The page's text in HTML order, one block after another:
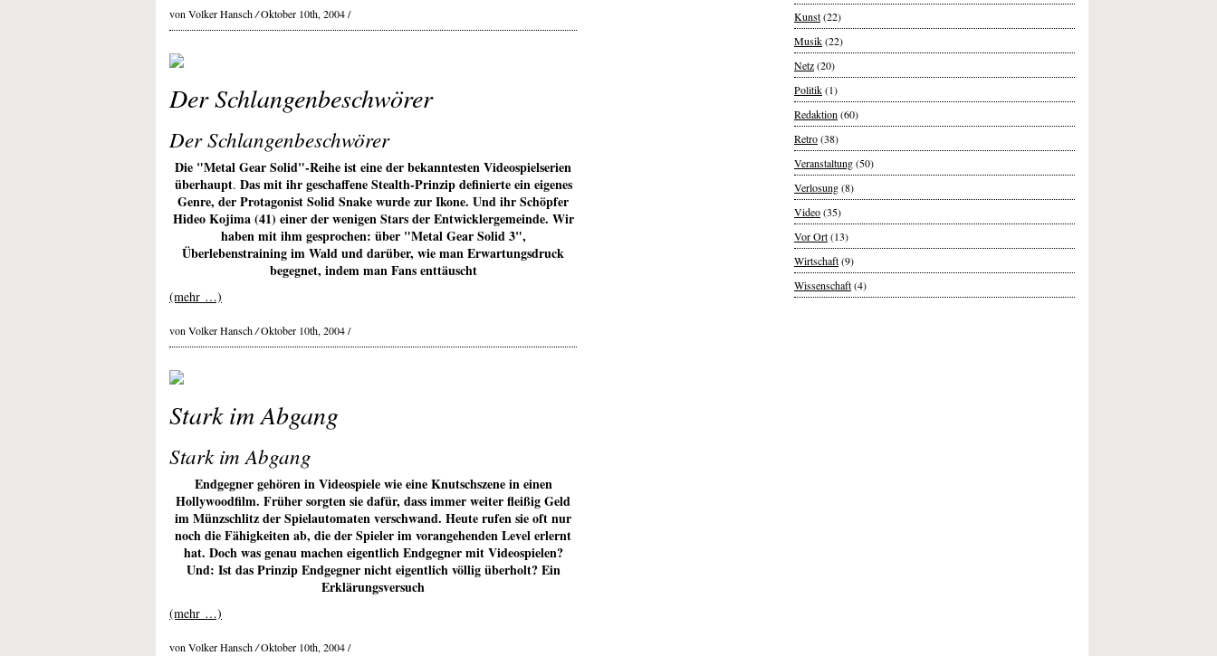
Kunst(22)
Musik(22)
Netz(20)
Politik(1)
Redaktion (60)
Retro(38)
Veranstaltung(50)
Verlosung(8)
Video(35)
Vor Ort(13)
Wirtschaft(9)
Wissenschaft(4)
von Volker Hansch/Oktober 10th, 2004 /
Der Schlangenbeschwörer
Der Schlangenbeschwörer
Die "Metal Gear Solid"-Reihe ist eine der bekanntesten Videospielserien
überhaupt. Das mit ihr geschaffene Stealth-Prinzip definierte ein eigenes
Genre, der Protagonist Solid Snake wurde zur Ikone. Und ihr Schöpfer
Hideo Kojima (41) einer der wenigen Stars der Entwicklergemeinde. Wir
haben mit ihm gesprochen: über "Metal Gear Solid 3",
Überlebenstraining im Wald und darüber, wie man Erwartungsdruck
begegnet, indem man Fans enttäuscht
(mehr …)
von Volker Hansch/Oktober 10th, 2004 /
Stark im Abgang
Stark im Abgang
Endgegner gehören in Videospiele wie eine Knutschszene in einen
Hollywoodfilm. Früher sorgten sie dafür, dass immer weiter fleißig Geld
im Münzschlitz der Spielautomaten verschwand. Heute rufen sie oft nur
noch die Fähigkeiten ab, die der Spieler im vorangehenden Level erlernt
hat. Doch was genau machen eigentlich Endgegner mit Videospielen?
Und: Ist das Prinzip Endgegner nicht eigentlich völlig überholt? Ein
Erklärungsversuch
(mehr …)
von Volker Hansch/Oktober 10th, 2004 /